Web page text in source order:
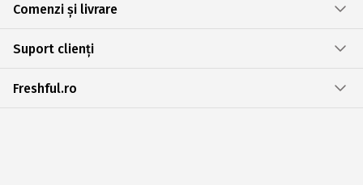
Comenzi și livrare
Suport clienți
Freshful.ro